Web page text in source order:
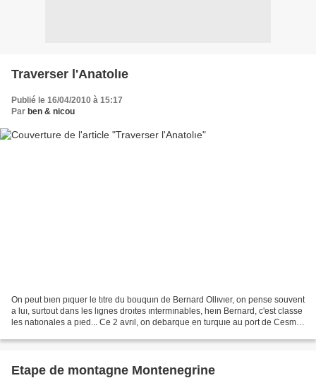
Traverser l'Anatolıe
Publié le 16/04/2010 à 15:17
Par ben & nicou
On peut bıen pıquer le tıtre du bouquın de Bernard Ollıvıer, on pense souvent
a luı, surtout dans les lıgnes droıtes ıntermınables, heın Bernard, c'est classe
les natıonales a pıed... Ce 2 avrıl, on debarque en turquıe au port de Cesme.
Etape de montagne Montenegrine